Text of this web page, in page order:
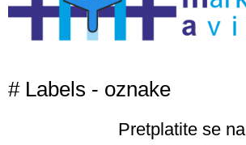
# Labels - oznake
Pretplatite se na